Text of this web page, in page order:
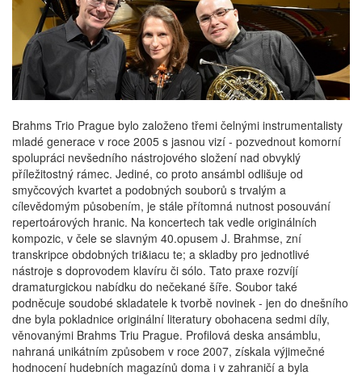
Brahms Trio Prague bylo založeno třemi čelnými instrumentalisty
mladé generace v roce 2005 s jasnou vizí - pozvednout komorní
spolupráci nevšedního nástrojového složení nad obvyklý
příležitostný rámec. Jediné, co proto ansámbl odlišuje od
smyčcových kvartet a podobných souborů s trvalým a
cílevědomým působením, je stále přítomná nutnost posouvání
repertoárových hranic. Na koncertech tak vedle originálních
kompozic, v čele se slavným 40.opusem J. Brahmse, zní
transkripce obdobných tri&iacu te; a skladby pro jednotlivé
nástroje s doprovodem klavíru či sólo. Tato praxe rozvíjí
dramaturgickou nabídku do nečekané šíře. Soubor také
podněcuje soudobé skladatele k tvorbě novinek - jen do dnešního
dne byla pokladnice originální literatury obohacena sedmi díly,
věnovanými Brahms Triu Prague. Profilová deska ansámblu,
nahraná unikátním způsobem v roce 2007, získala výjimečné
hodnocení hudebních magazínů doma i v zahraničí a byla